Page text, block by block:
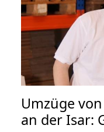
Umzüge
an der Isar: